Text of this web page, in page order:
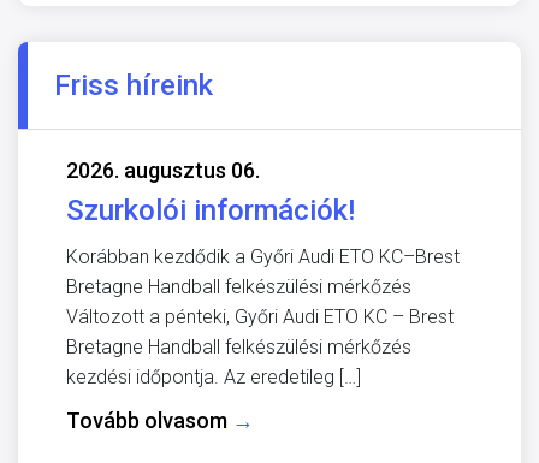
Friss híreink
2026. augusztus 06.
Szurkolói információk!
Korábban kezdődik a Győri Audi ETO KC–Brest
Bretagne Handball felkészülési mérkőzés
Változott a pénteki, Győri Audi ETO KC – Brest
Bretagne Handball felkészülési mérkőzés
kezdési időpontja. Az eredetileg […]
Tovább olvasom →